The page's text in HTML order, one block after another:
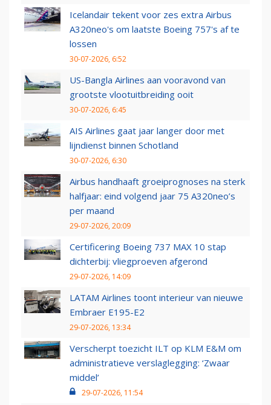
Icelandair tekent voor zes extra Airbus
A320neo's om laatste Boeing 757's af te
lossen
30-07-2026, 6:52
US-Bangla Airlines aan vooravond van
grootste vlootuitbreiding ooit
30-07-2026, 6:45
AIS Airlines gaat jaar langer door met
lijndienst binnen Schotland
30-07-2026, 6:30
Airbus handhaaft groeiprognoses na sterk
halfjaar: eind volgend jaar 75 A320neo’s
per maand
29-07-2026, 20:09
Certificering Boeing 737 MAX 10 stap
dichterbij: vliegproeven afgerond
29-07-2026, 14:09
LATAM Airlines toont interieur van nieuwe
Embraer E195-E2
29-07-2026, 13:34
Verscherpt toezicht ILT op KLM E&M om
administratieve verslaglegging: ‘Zwaar
middel’
29-07-2026, 11:54